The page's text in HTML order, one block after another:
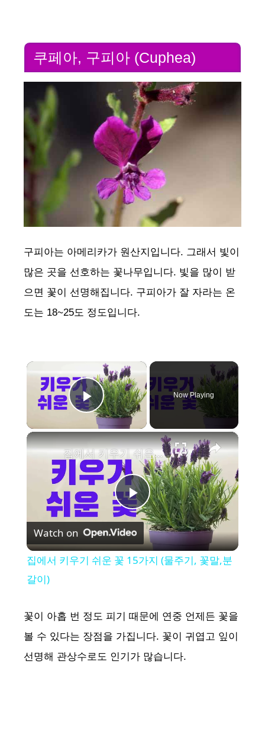
쿠페아, 구피아 (Cuphea)
구피아는 아메리카가 원산지입니다. 그래서 빛이
많은 곳을 선호하는 꽃나무입니다. 빛을 많이 받
으면 꽃이 선명해집니다. 구피아가 잘 자라는 온
도는 18~25도 정도입니다.
×
Play Video
Now Playing
×
P
l
y
V
집에서 키우기 쉬운 꽃 15가지 (물주기, 꽃말,분갈이)
Watch on
집에서 키우기 쉬운 꽃 15가지 (물주기, 꽃말,분
갈이)
꽃이 아홉 번 정도 피기 때문에 연중 언제든 꽃을
볼 수 있다는 장점을 가집니다. 꽃이 귀엽고 잎이
선명해 관상수로도 인기가 많습니다.